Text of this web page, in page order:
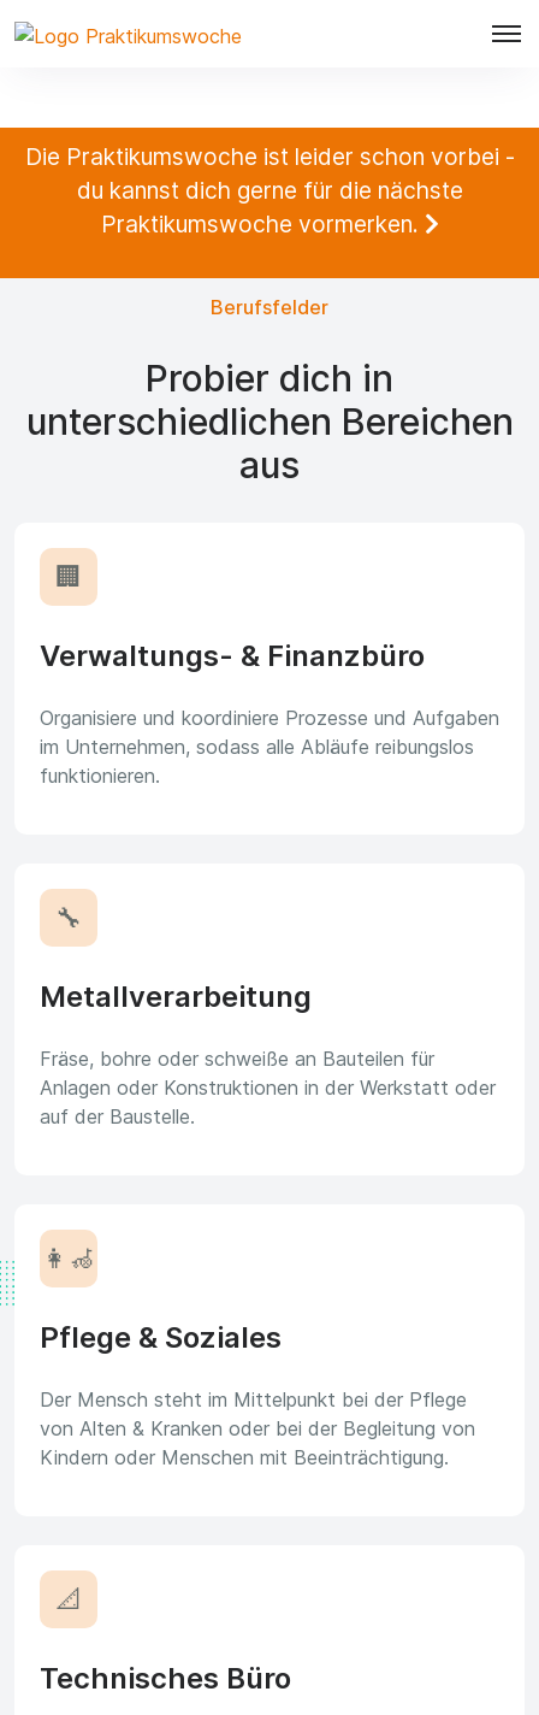
Die Praktikumswoche ist leider schon vorbei -
du kannst dich gerne für die nächste
Praktikumswoche vormerken.
Berufsfelder
Probier dich in
unterschiedlichen Bereichen
aus
🏢
Verwaltungs- & Finanzbüro
Organisiere und koordiniere Prozesse und Aufgaben
im Unternehmen, sodass alle Abläufe reibungslos
funktionieren.
🔧
Metallverarbeitung
Fräse, bohre oder schweiße an Bauteilen für
Anlagen oder Konstruktionen in der Werkstatt oder
auf der Baustelle.
👩‍🦽
Pflege & Soziales
Der Mensch steht im Mittelpunkt bei der Pflege
von Alten & Kranken oder bei der Begleitung von
Kindern oder Menschen mit Beeinträchtigung.
📐
Technisches Büro